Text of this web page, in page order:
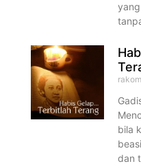
bila
dan